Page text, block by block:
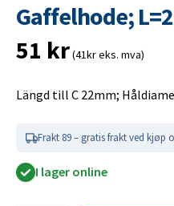
Gaffelhode;
51 kr(41kr eks. mva)
Längd till C 22mm;
Frakt 89 – gratis frakt ved kjøp
I lager online